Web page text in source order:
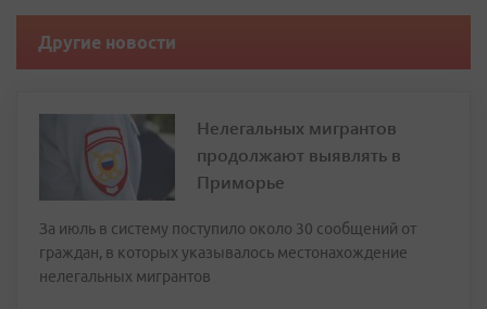
Другие новости
Нелегальных мигрантов
продолжают выявлять в
Приморье
За июль в систему поступило около 30 сообщений от
граждан, в которых указывалось местонахождение
нелегальных мигрантов